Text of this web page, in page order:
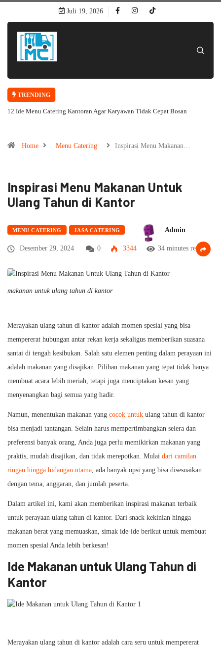
Juli 19, 2026
TRENDING
12 Ide Menu Catering Kantoran Agar Karyawan Tidak Cepat Bosan
Home Menu Catering Inspirasi Menu Makanan…
Inspirasi Menu Makanan Untuk
Ulang Tahun di Kantor
MENU CATERING JASA CATERING Admin
Desember 29, 2024 0 3344 34 minutes read
makanan untuk ulang tahun di kantor
Merayakan ulang tahun di kantor adalah momen spesial yang bisa
mempererat hubungan antar rekan kerja sekaligus memberikan suasana
santai di tengah kesibukan. Salah satu elemen penting dalam perayaan ini
adalah makanan yang disajikan. Pilihan makanan yang tepat tidak hanya
membuat acara lebih meriah, tetapi juga menciptakan kesan yang
menyenangkan bagi semua yang hadir.
Namun, menentukan makanan yang cocok untuk ulang tahun di kantor
bisa menjadi tantangan. Selain harus mempertimbangkan selera dan
preferensi banyak orang, Anda juga perlu memikirkan makanan yang
praktis, mudah disajikan, dan tidak merepotkan. Mulai dari camilan
ringan hingga hidangan utama , ada banyak opsi yang bisa disesuaikan
dengan tema, anggaran, dan jumlah peserta.
Dalam artikel ini, kami akan memberikan inspirasi makanan terbaik
untuk perayaan ulang tahun di kantor. Dari snack kekinian hingga
makanan berat yang memuaskan, simak ide-ide berikut untuk membuat
momen spesial Anda lebih berkesan!
Ide Makanan untuk Ulang Tahun di
Kantor
Merayakan ulang tahun di kantor adalah cara seru untuk mempererat